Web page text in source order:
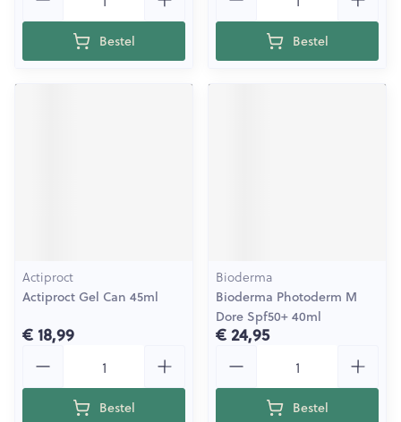
Bestel Bestel
Actiproct
Actiproct Gel Can 45ml
€ 18,99
Bestel
Bioderma
Bioderma Photoderm M
Dore Spf50+ 40ml
€ 24,95
Bestel